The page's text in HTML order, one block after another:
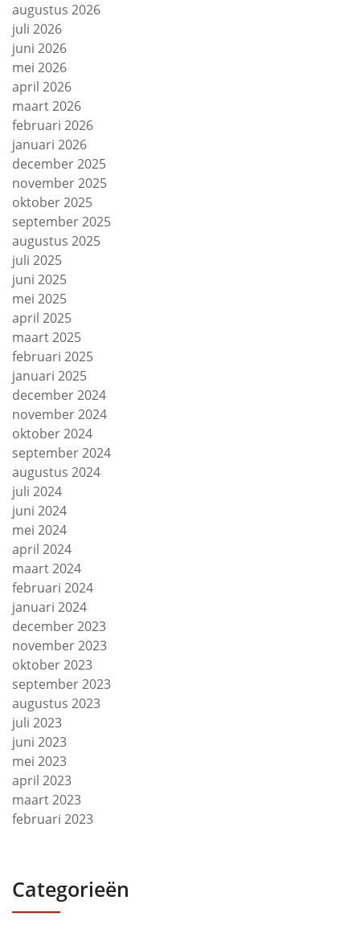
augustus 2026
juli 2026
juni 2026
mei 2026
april 2026
maart 2026
februari 2026
januari 2026
december 2025
november 2025
oktober 2025
september 2025
augustus 2025
juli 2025
juni 2025
mei 2025
april 2025
maart 2025
februari 2025
januari 2025
december 2024
november 2024
oktober 2024
september 2024
augustus 2024
juli 2024
juni 2024
mei 2024
april 2024
maart 2024
februari 2024
januari 2024
december 2023
november 2023
oktober 2023
september 2023
augustus 2023
juli 2023
juni 2023
mei 2023
april 2023
maart 2023
februari 2023
Categorieën